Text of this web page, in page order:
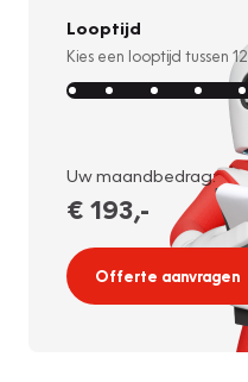
Looptijd
Kies een looptijd tussen 12
Uw maandbedrag:
€ 193,-
Offerte aanvragen